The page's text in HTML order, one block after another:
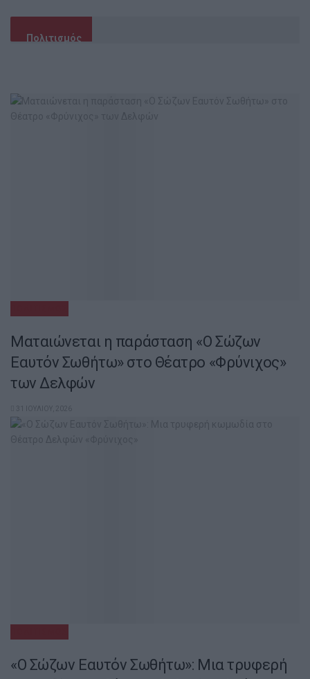
Πολιτισμός
Ματαιώνεται η παράσταση «Ο Σώζων
Εαυτόν Σωθήτω» στο Θέατρο «Φρύνιχος»
των Δελφών
31 ΙΟΥΛΊΟΥ, 2026
«Ο Σώζων Εαυτόν Σωθήτω»: Μια τρυφερή